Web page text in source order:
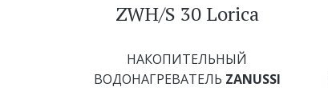
ZWH/S 30 Lorica
НАКОПИТЕЛЬНЫЙ
ВОДОНАГРЕВАТЕЛЬ ZANUSSI